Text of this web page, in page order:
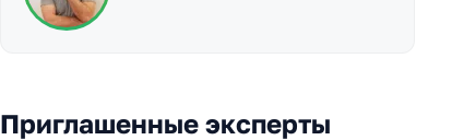
Приглашенные эксперты